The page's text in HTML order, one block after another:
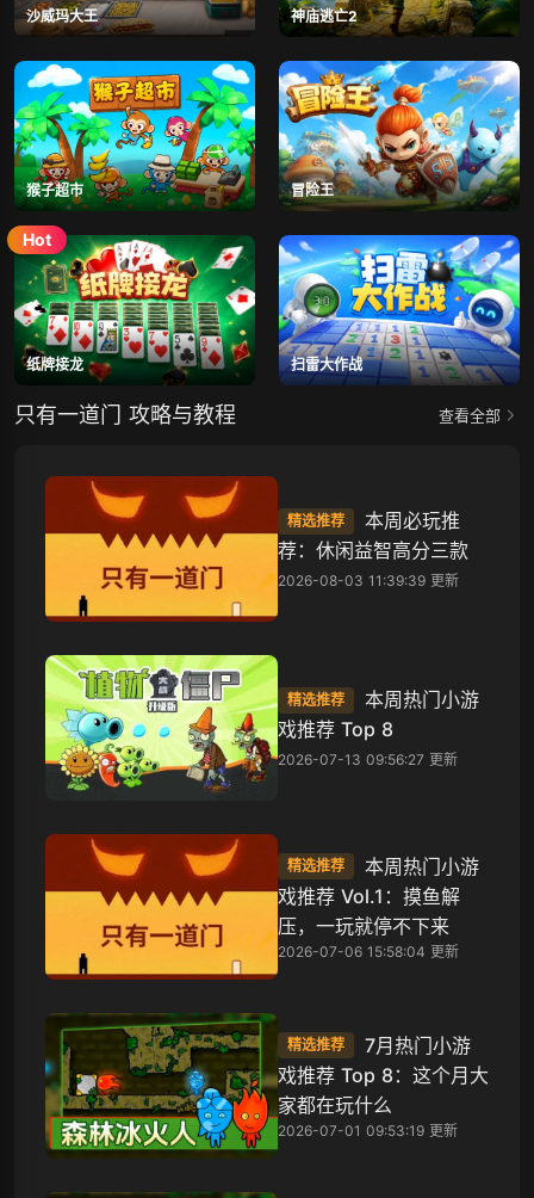
沙威玛大王 神庙逃亡2
猴子超市 冒险王
纸牌接龙 扫雷大作战
只有一道门 攻略与教程 查看全部
精选推荐
本周必玩推
荐：休闲益智高分三款
2026-08-03 11:39:39 更新
精选推荐
本周热门小游
戏推荐 Top 8
2026-07-13 09:56:27 更新
精选推荐
本周热门小游
戏推荐 Vol.1：摸鱼解
压，一玩就停不下来
2026-07-06 15:58:04 更新
精选推荐
7月热门小游
戏推荐 Top 8：这个月大
家都在玩什么
2026-07-01 09:53:19 更新